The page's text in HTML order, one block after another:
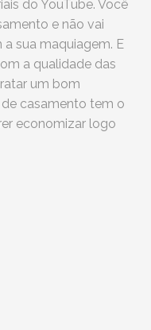
do YouTube. Você
e não vai
sua maquiagem. E
a qualidade das
um bom
casamento tem o
economizar logo